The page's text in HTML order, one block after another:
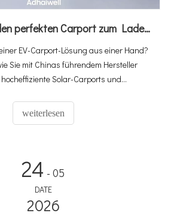
So bauen Sie den perfekten Carport zum Laden von Elektrofahrzeugen: Ein Leitfaden zur individuellen Gestaltung von Carports mit Adhaiwell China
EV-Carport-Lösung aus einer Hand?
Sie mit Chinas führendem Hersteller
Solar-Carports und
Angebote mit unserem technischen
Leitfaden.
weiterlesen
24 - 05
DATE
2026